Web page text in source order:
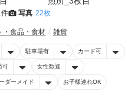
件 写真 22枚
・食品・食材 雑貨
駐車場有 カード可
可 女性歓迎
ダーメイド お子様連れOK